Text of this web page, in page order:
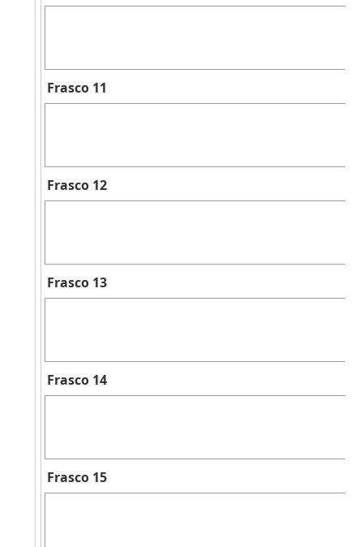
Frasco 11
Frasco 12
Frasco 13
Frasco 14
Frasco 15